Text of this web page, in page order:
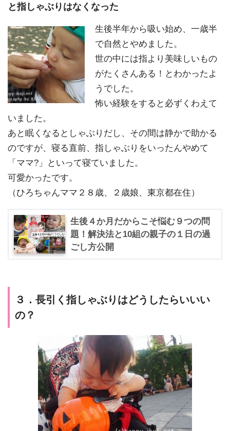
と指しゃぶりはなくなった
生後半年から吸い始め、一歳半
で自然とやめました。
世の中には指より美味しいもの
がたくさんある！とわかったよ
うでした。
怖い経験をすると必ずくわえて
いました。
あと眠くなるとしゃぶりだし、その間は静かで助かる
のですが、寝る直前、指しゃぶりをいったんやめて
「ママ?」といって寝ていました。
可愛かったです。
（ひろちゃんママ２８歳、２歳娘、東京都在住）
生後４か月だからこそ悩む９つの問
題！解決法と10組の親子の１日の過
ごし方公開
３．長引く指しゃぶりはどうしたらいいい
の？